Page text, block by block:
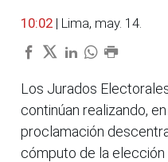
10:02 | Lima, may. 14.
Los Jurados
continúan realizando,
proclamación
cómputo de la